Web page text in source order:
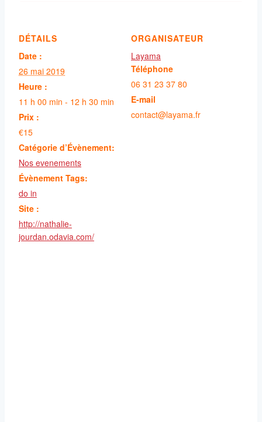
DÉTAILS
Date :
26 mai 2019
Heure :
11 h 00 min - 12 h 30 min
Prix :
€15
Catégorie d’Évènement:
Nos evenements
Évènement Tags:
do in
Site :
http://nathalie-
jourdan.odavia.com/
ORGANISATEUR
Layama
Téléphone
06 31 23 37 80
E-mail
contact@layama.fr